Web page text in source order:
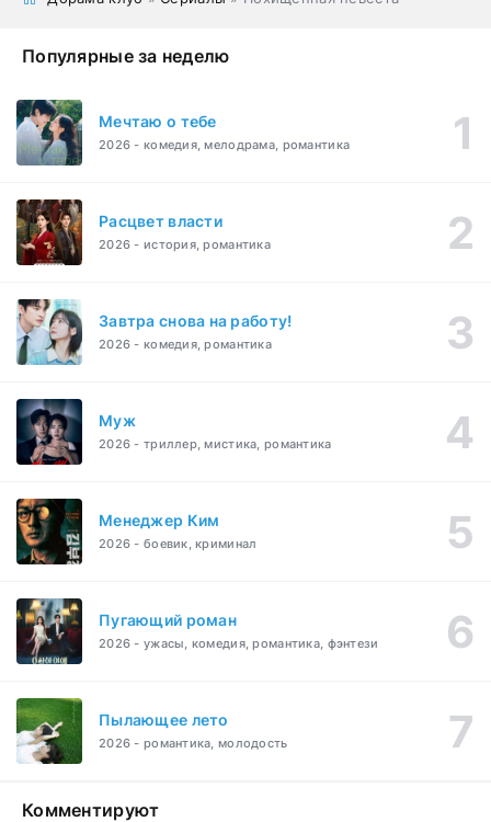
Популярные за неделю
Мечтаю о тебе
2026 - комедия, мелодрама, романтика
Расцвет власти
2026 - история, романтика
Завтра снова на работу!
2026 - комедия, романтика
Муж
2026 - триллер, мистика, романтика
Менеджер Ким
2026 - боевик, криминал
Пугающий роман
2026 - ужасы, комедия, романтика, фэнтези
Пылающее лето
2026 - романтика, молодость
Комментируют